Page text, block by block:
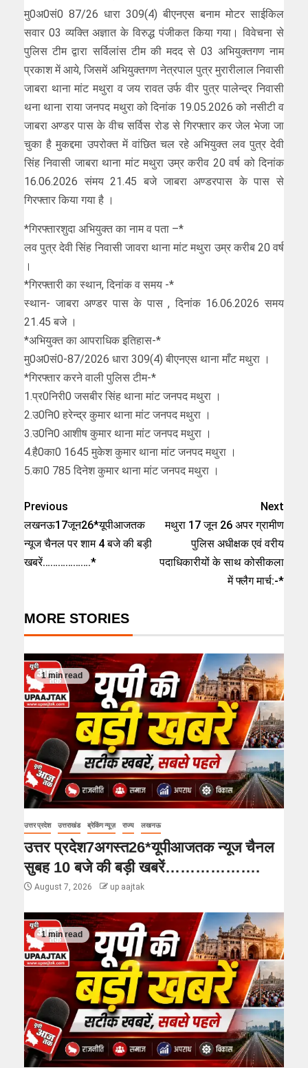
मु0अ0सं0 87/26 धारा 309(4) बीएनएस बनाम मोटर साईकिल
सवार 03 व्यक्ति अज्ञात के विरुद्ध पंजीकत किया गया। विवेचना से
पुलिस टीम द्वारा सर्विलांस टीम की मदद से 03 अभियुक्तगण नाम
प्रकाश में आये, जिसमें अभियुक्तगण नेत्रपाल पुत्र मुरारीलाल निवासी
जाबरा थाना मांट मथुरा व जय रावत उर्फ वीर पुत्र पालेन्द्र निवासी
थना थाना राया जनपद मथुरा को दिनांक 19.05.2026 को नसीटी व
जाबरा अण्डर पास के वीच सर्विस रोड से गिरफ्तार कर जेल भेजा जा
चुका है मुकद्दमा उपरोक्त में वांछित चल रहे अभियुक्त लव पुत्र देवी
सिंह निवासी जाबरा थाना मांट मथुरा उम्र करीव 20 वर्ष को दिनांक
16.06.2026 संमय 21.45 बजे जाबरा अण्डरपास के पास से
गिरफ्तार किया गया है ।
*गिरफ्तारशुदा अभियुक्त का नाम व पता –*
लव पुत्र देवी सिंह निवासी जावरा थाना मांट मथुरा उम्र करीब 20 वर्ष
।
*गिरफ्तारी का स्थान, दिनांक व समय -*
स्थान- जाबरा अण्डर पास के पास , दिनांक 16.06.2026 समय
21.45 बजे ।
*अभियुक्त का आपराधिक इतिहास-*
मु0अ0सं0-87/2026 धारा 309(4) बीएनएस थाना माँट मथुरा ।
*गिरफ्तार करने वाली पुलिस टीम-*
1.प्र0निरी0 जसबीर सिंह थाना मांट जनपद मथुरा ।
2.उ0नि0 हरेन्द्र कुमार थाना मांट जनपद मथुरा ।
3.उ0नि0 आशीष कुमार थाना मांट जनपद मथुरा ।
4.है0का0 1645 मुकेश कुमार थाना मांट जनपद मथुरा ।
5.का0 785 दिनेश कुमार थाना मांट जनपद मथुरा ।
Previous
लखनऊ17जून26*यूपीआजतक
न्यूज चैनल पर शाम 4 बजे की बड़ी
खबरें……………….*
Next
मथुरा 17 जून 26 अपर ग्रामीण
पुलिस अधीक्षक एवं वरीय
पदाधिकारीयों के साथ कोसीकला
में फ्लैग मार्च:-*
MORE STORIES
1 min read
उत्तर प्रदेश उत्तराखंड ब्रेकिंग न्यूज़ राज्य लखनऊ
उत्तर प्रदेश7अगस्त26*यूपीआजतक न्यूज चैनल
सुबह 10 बजे की बड़ी खबरें……………….
August 7, 2026 up aajtak
1 min read